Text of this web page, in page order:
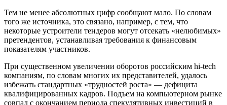
Тем не менее абсолютных цифр сообщают мало. По словам
того же источника, это связано, например, с тем, что
некоторые устроители тендеров могут отсекать «нелюбимых»
претендентов, устанавливая требования к финансовым
показателям участников.
При существенном увеличении оборотов российским hi-tech
компаниям, по словам многих их представителей, удалось
избежать стандартных «трудностей роста» — дефицита
квалифицированных кадров. Подъем на компьютерном рынке
совпал с окончанием периода спекулятивных инвестиций в